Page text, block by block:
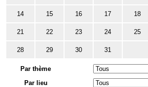
14 15 16 17 18
21 22 23 24 25
28 29 30 31
Par thème
Par lieu